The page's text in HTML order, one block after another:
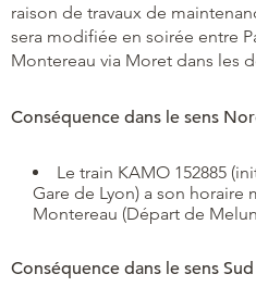
raison de travaux de
sera modifiée en soirée entre
Montereau via Moret dans les
Conséquence dans le sens
Le train KAMO 152885
Gare de Lyon) a son horaire
Montereau (Départ de
Conséquence dans le sens